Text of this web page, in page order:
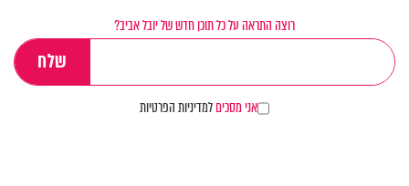
רוצה התראה על כל תוכן חדש של יובל אביב?
אני מסכיםלמדיניות הפרטיות